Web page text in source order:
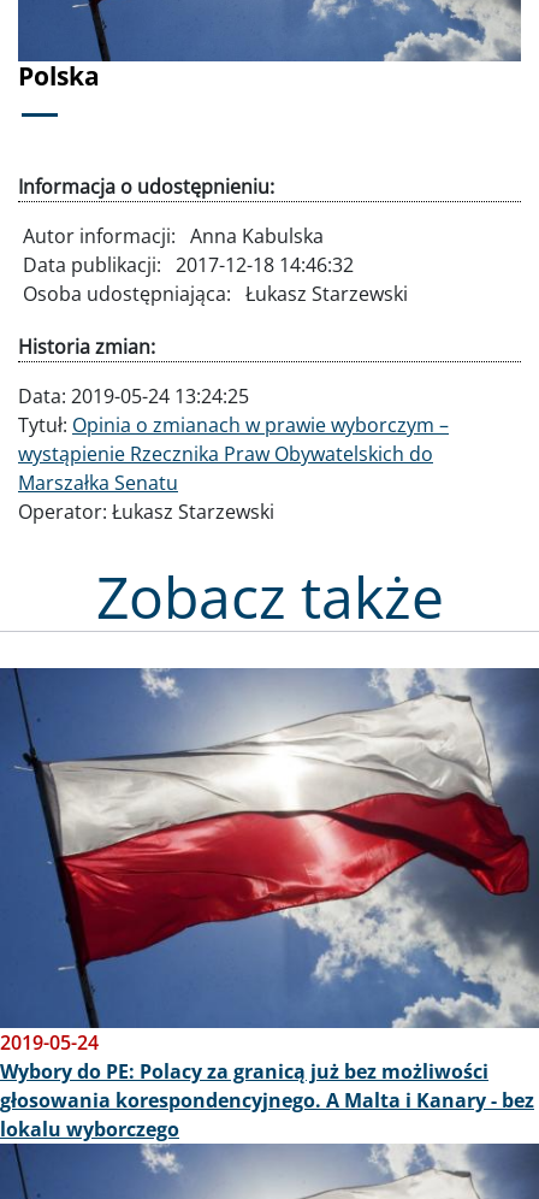
Polska
Informacja o udostępnieniu:
Autor informacji: Anna Kabulska
Data publikacji: 2017-12-18 14:46:32
Osoba udostępniająca: Łukasz Starzewski
Historia zmian:
Data: 2019-05-24 13:24:25
Tytuł: Opinia o zmianach w prawie wyborczym –
wystąpienie Rzecznika Praw Obywatelskich do
Marszałka Senatu
Operator: Łukasz Starzewski
Zobacz także
Obraz
2019-05-24
Wybory do PE: Polacy za granicą już bez możliwości
głosowania korespondencyjnego. A Malta i Kanary - bez
lokalu wyborczego
Obraz